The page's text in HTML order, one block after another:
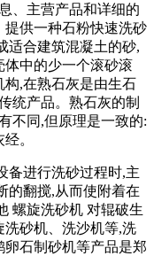
、主营产品和详细的
供一种石粉快速洗砂
适合建筑混凝土的砂,
体中的少一个滚砂滚
,在熟石灰是由生石
统产品。熟石灰的制
不同,但原理是一致的:
。
备进行洗砂过程时,主
的翻搅,从而使附着在
螺旋洗砂机 对辊破生
砂机、洗沙机等,洗
石制砂机等产品是郑